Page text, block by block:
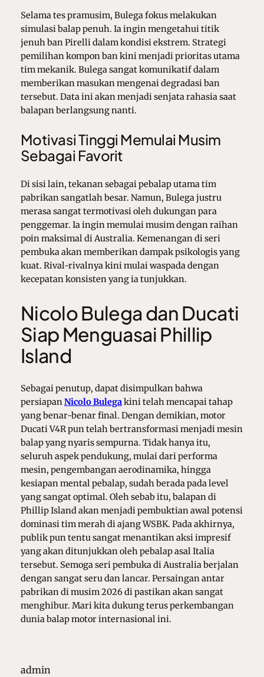
Selama tes pramusim, Bulega fokus melakukan
simulasi balap penuh. Ia ingin mengetahui titik
jenuh ban Pirelli dalam kondisi ekstrem. Strategi
pemilihan kompon ban kini menjadi prioritas utama
tim mekanik. Bulega sangat komunikatif dalam
memberikan masukan mengenai degradasi ban
tersebut. Data ini akan menjadi senjata rahasia saat
balapan berlangsung nanti.
Motivasi Tinggi Memulai Musim
Sebagai Favorit
Di sisi lain, tekanan sebagai pebalap utama tim
pabrikan sangatlah besar. Namun, Bulega justru
merasa sangat termotivasi oleh dukungan para
penggemar. Ia ingin memulai musim dengan raihan
poin maksimal di Australia. Kemenangan di seri
pembuka akan memberikan dampak psikologis yang
kuat. Rival-rivalnya kini mulai waspada dengan
kecepatan konsisten yang ia tunjukkan.
Nicolo Bulega dan Ducati
Siap Menguasai Phillip
Island
Sebagai penutup, dapat disimpulkan bahwa
persiapan Nicolo Bulega kini telah mencapai tahap
yang benar-benar final. Dengan demikian, motor
Ducati V4R pun telah bertransformasi menjadi mesin
balap yang nyaris sempurna. Tidak hanya itu,
seluruh aspek pendukung, mulai dari performa
mesin, pengembangan aerodinamika, hingga
kesiapan mental pebalap, sudah berada pada level
yang sangat optimal. Oleh sebab itu, balapan di
Phillip Island akan menjadi pembuktian awal potensi
dominasi tim merah di ajang WSBK. Pada akhirnya,
publik pun tentu sangat menantikan aksi impresif
yang akan ditunjukkan oleh pebalap asal Italia
tersebut. Semoga seri pembuka di Australia berjalan
dengan sangat seru dan lancar. Persaingan antar
pabrikan di musim 2026 di pastikan akan sangat
menghibur. Mari kita dukung terus perkembangan
dunia balap motor internasional ini.
admin